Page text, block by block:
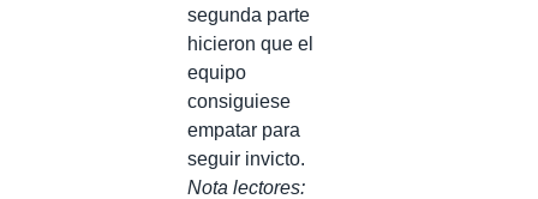
segunda parte
hicieron que el
equipo
consiguiese
empatar para
seguir invicto.
Nota lectores: